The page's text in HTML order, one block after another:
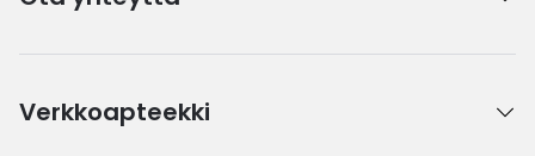
Verkkoapteekki